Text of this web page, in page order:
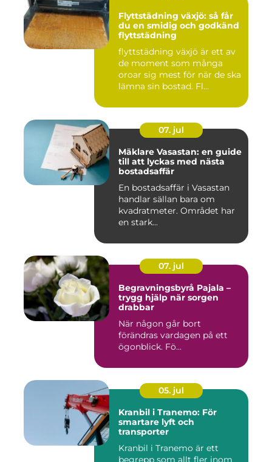
Flyttstädning växjö: så får
du en smidig och godkänd
flyttstädning
flyttstädning växjö är ett av
de moment som många
oroar sig mest för när de ska
lämna sin bostad. Fl...
07. jul
Mäklare Vasastan: en guide
till att lyckas med nästa
bostadsaffär
En bostadsaffär i Vasastan
handlar sällan bara om
kvadratmeter. Området har
en stark...
07. jul
Begravningsbyrå Pajala –
trygg hjälp när sorgen
drabbar
När någon går bort
förändras vardagen på ett
ögonblick. Fö...
05. jul
Kranbil i Tranemo: För
smartare lyft och
transporter
Kranbil i Tranemo är ett
begrepp som allt fler inom